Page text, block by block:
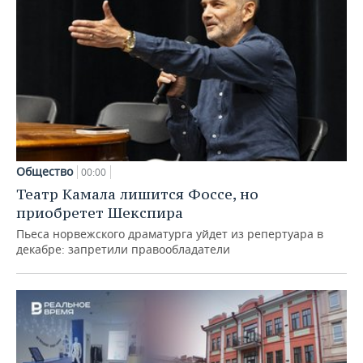
Общество 00:00
Театр Камала лишится Фоссе, но
приобретет Шекспира
Пьеса норвежского драматурга уйдет из репертуара в
декабре: запретили правообладатели